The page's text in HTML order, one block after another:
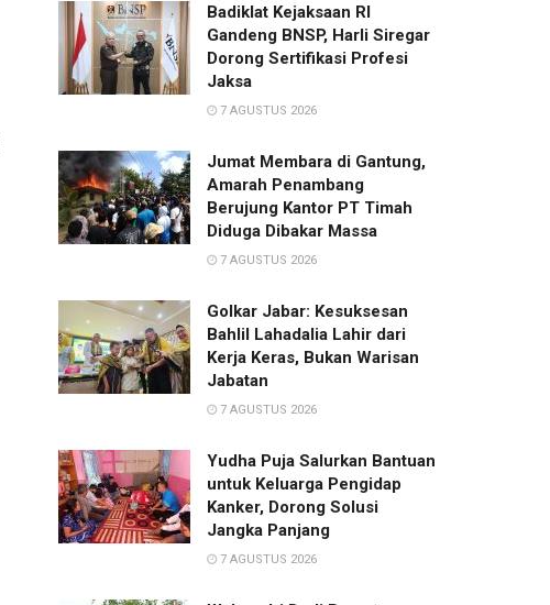
Badiklat Kejaksaan RI
Gandeng BNSP, Harli Siregar
Dorong Sertifikasi Profesi
Jaksa
7 AGUSTUS 2026
Jumat Membara di Gantung,
Amarah Penambang
Berujung Kantor PT Timah
Diduga Dibakar Massa
7 AGUSTUS 2026
Golkar Jabar: Kesuksesan
Bahlil Lahadalia Lahir dari
Kerja Keras, Bukan Warisan
Jabatan
7 AGUSTUS 2026
Yudha Puja Salurkan Bantuan
untuk Keluarga Pengidap
Kanker, Dorong Solusi
Jangka Panjang
7 AGUSTUS 2026